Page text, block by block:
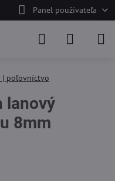
Panel používateľa
| poľovníctvo
lanový
8mm